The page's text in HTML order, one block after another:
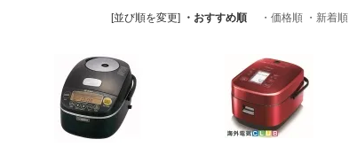
[並び順を変更] ・おすすめ順 ・価格順 ・新着順